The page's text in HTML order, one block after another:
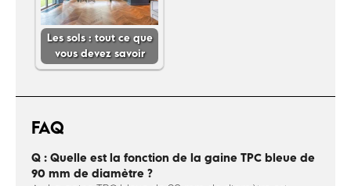
Les sols : tout ce que
vous devez savoir
FAQ
Q : Quelle est la fonction de la gaine TPC bleue de
90 mm de diamètre ?